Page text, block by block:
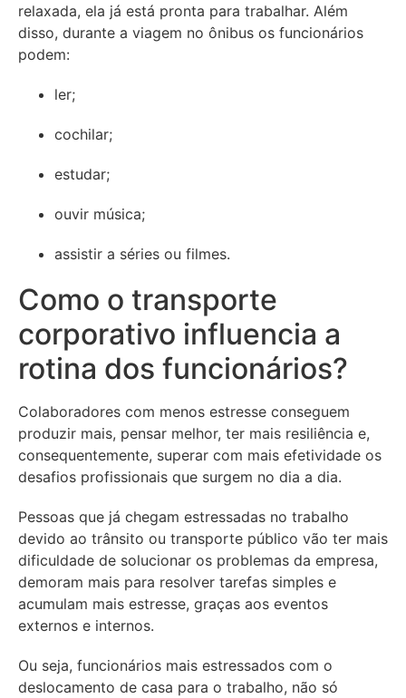
relaxada, ela já está pronta para trabalhar. Além
disso, durante a viagem no ônibus os funcionários
podem:
ler;
cochilar;
estudar;
ouvir música;
assistir a séries ou filmes.
Como o transporte
corporativo influencia a
rotina dos funcionários?
Colaboradores com menos estresse conseguem
produzir mais, pensar melhor, ter mais resiliência e,
consequentemente, superar com mais efetividade os
desafios profissionais que surgem no dia a dia.
Pessoas que já chegam estressadas no trabalho
devido ao trânsito ou transporte público vão ter mais
dificuldade de solucionar os problemas da empresa,
demoram mais para resolver tarefas simples e
acumulam mais estresse, graças aos eventos
externos e internos.
Ou seja, funcionários mais estressados com o
deslocamento de casa para o trabalho, não só